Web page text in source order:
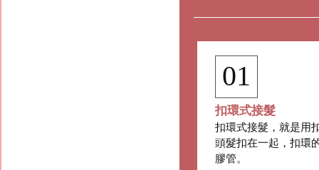
01
扣環式接髮
扣環式接髮，就是用
頭髮扣在一起，扣環
膠管。